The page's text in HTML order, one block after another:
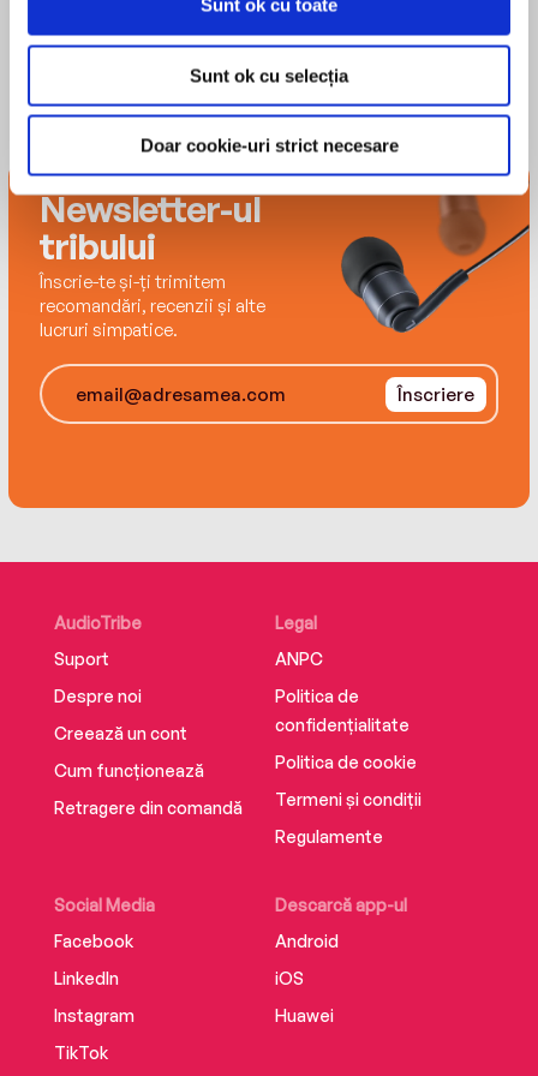
Sunt ok cu toate
Sunt ok cu selecția
Doar cookie-uri strict necesare
Newsletter-ul
tribului
Înscrie-te și-ți trimitem
recomandări, recenzii și alte
lucruri simpatice.
Înscriere
AudioTribe
Suport
Despre noi
Creează un cont
Cum funcționează
Retragere din comandă
Social Media
Facebook
LinkedIn
Instagram
TikTok
Descarcă app-ul
Android
iOS
Huawei
Legal
ANPC
Politica de
confidențialitate
Politica de cookie
Termeni și condiții
Regulamente